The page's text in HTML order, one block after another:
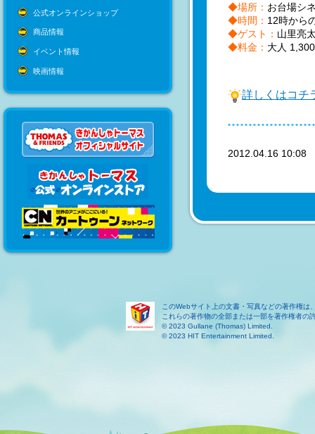
公式オンラインショップ
商品情報
イベント情報
映画情報
◆場所： お台場シ
◆時間： 12時から
◆ゲスト： 山里亮
◆料金： 大人
詳しくはコチ
2012.04.16
このWebサイト上の文書・写真などの著作権は
これらの著作物の全部または一部を著作権者の
© 2023 Gullane (Thomas) Limited.
© 2023 HIT Entertainment Limited.